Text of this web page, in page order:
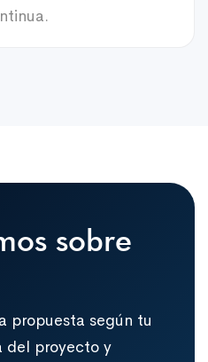
sobre
propuesta según tu
del proyecto y